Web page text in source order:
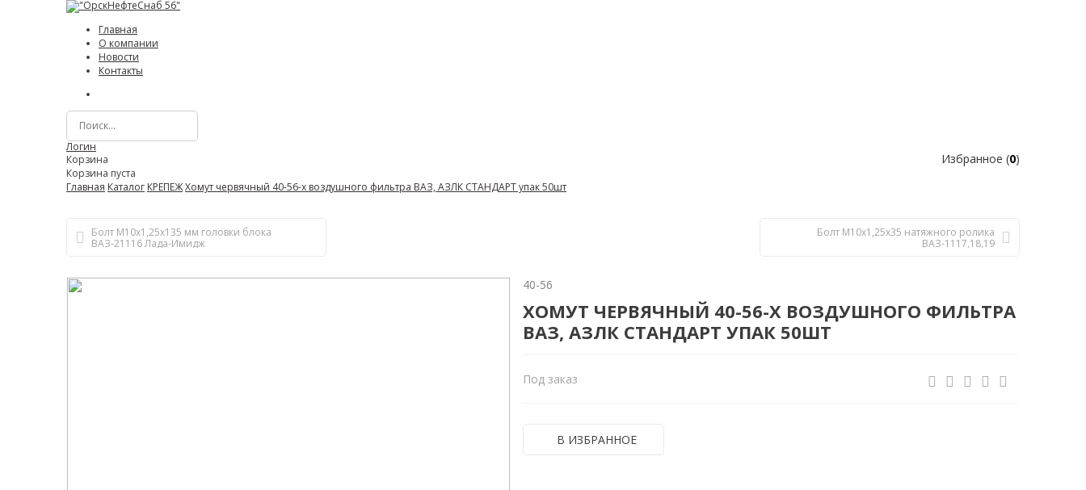
Главная
О компании
Новости
Контакты
Логин
Избранное (0)
Корзина
Корзина пуста
Главная Каталог КРЕПЕЖХомут червячный 40-56-х воздушного фильтра ВАЗ, АЗЛК СТАНДАРТ упак 50шт
Болт М10х1,25х135 мм головки блока
ВАЗ-21116 Лада-Имидж
Болт М10х1,25х35 натяжного ролика
ВАЗ-1117,18,19
40-56
ХОМУТ ЧЕРВЯЧНЫЙ 40-56-Х ВОЗДУШНОГО ФИЛЬТРА
ВАЗ, АЗЛК СТАНДАРТ УПАК 50ШТ
Под заказ
В ИЗБРАННОЕ